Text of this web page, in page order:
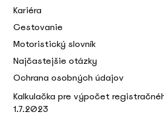
Kariéra
Cestovanie
Motoristický slovník
Najčastejšie otázky
Ochrana osobných údajov
Kalkulačka pre výpočet
1.7.2023